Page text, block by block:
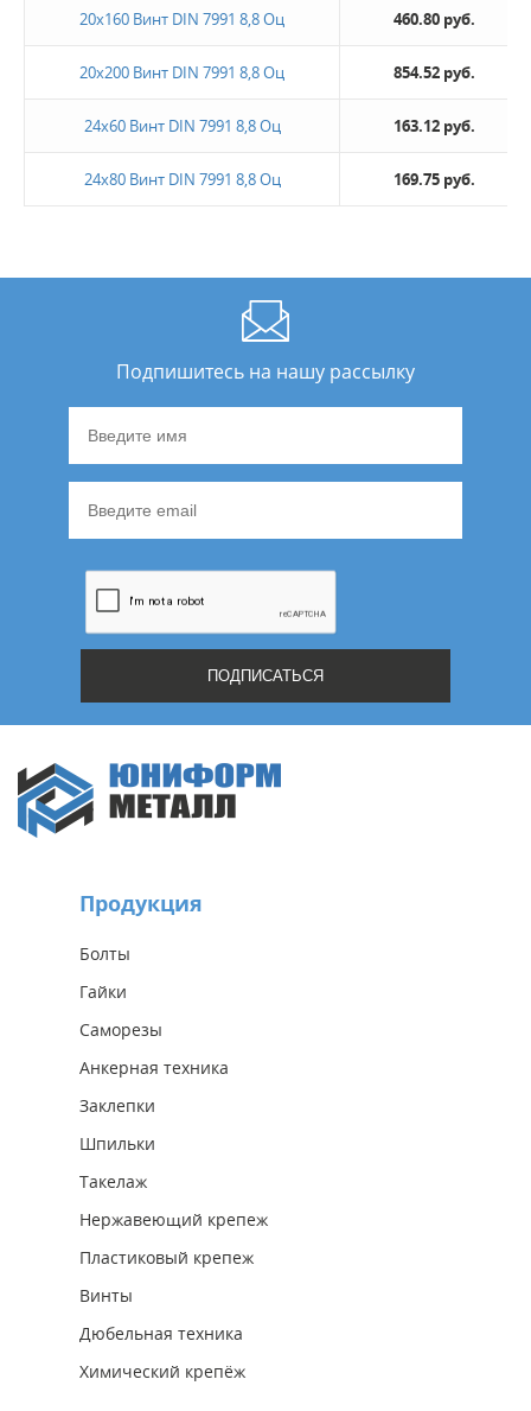
20х160 Винт DIN 7991 8,8 Оц 460.80 руб.
20х200 Винт DIN 7991 8,8 Оц 854.52 руб.
24х60 Винт DIN 7991 8,8 Оц 163.12 руб.
24х80 Винт DIN 7991 8,8 Оц 169.75 руб.
Подпишитесь на нашу рассылку
Продукция
Болты
Гайки
Саморезы
Анкерная техника
Заклепки
Шпильки
Такелаж
Нержавеющий крепеж
Пластиковый крепеж
Винты
Дюбельная техника
Химический крепёж